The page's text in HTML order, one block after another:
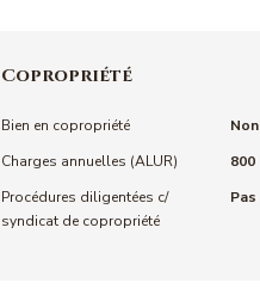
Copropriété
Bien en copropriété
Non
Charges annuelles (ALUR)
800
Procédures diligentées c/
syndicat de copropriété